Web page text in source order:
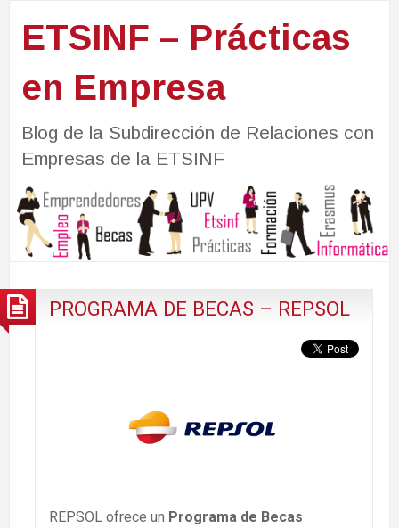
ETSINF – Prácticas
en Empresa
Blog de la Subdirección de Relaciones con
Empresas de la ETSINF
PROGRAMA DE BECAS – REPSOL
REPSOL ofrece un Programa de Becas